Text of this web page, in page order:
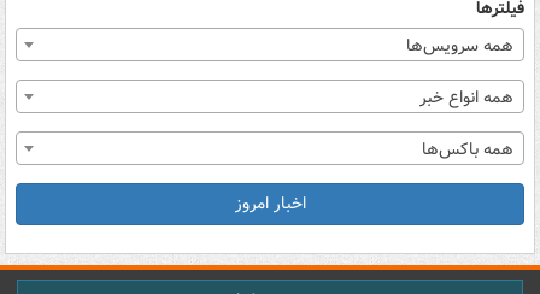
فیلترها
همه سرویس‌ها
همه انواع خبر
همه باکس‌ها
اخبار امروز